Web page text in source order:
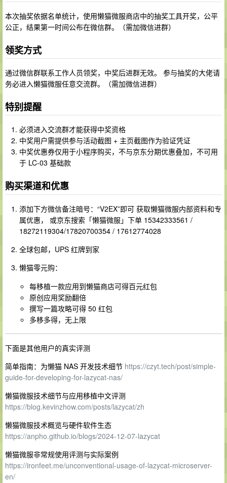
本次抽奖依据名单统计，使用懒猫微服商店中的抽奖工具开奖，公平
公正，结果第一时间公布在微信群。（需加微信进群）
领奖方式
通过微信群联系工作人员领奖，中奖后进群无效。 参与抽奖的大佬请
务必进入懒猫微服任意交流群。（需加微信进群）
特别提醒
必须进入交流群才能获得中奖资格
中奖用户需提供参与活动截图 + 主页截图作为验证凭证
中奖优惠券仅用于小程序购买，不与京东分期优惠叠加，不可用
于 LC-03 基础款
购买渠道和优惠
添加下方微信备注暗号：“V2EX”即可 获取懒猫微服内部资料和专
属优惠， 或京东搜索「懒猫微服」下单 15342333561 /
18272119304/17820700354 / 17612774028
全球包邮，UPS 红牌到家
懒猫零元购：
每移植一款应用到懒猫商店可得百元红包
原创应用奖励翻倍
撰写一篇攻略可得 50 红包
多移多得，无上限
下面是其他用户的真实评测
简单指南：为懒猫 NAS 开发技术细节 https://czyt.tech/post/simple-
guide-for-developing-for-lazycat-nas/
懒猫微服技术细节与应用移植中文评测
https://blog.kevinzhow.com/posts/lazycat/zh
懒猫微服技术概览与硬件软件生态
https://anpho.github.io/blogs/2024-12-07-lazycat
懒猫微服非常规使用评测与实际案例
https://ironfeet.me/unconventional-usage-of-lazycat-microserver-
en/